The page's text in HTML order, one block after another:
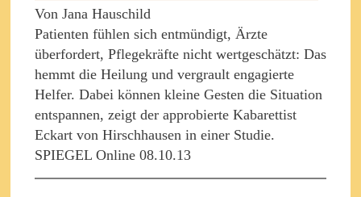
Von Jana Hauschild
Patienten fühlen sich entmündigt, Ärzte
überfordert, Pflegekräfte nicht wertgeschätzt: Das
hemmt die Heilung und vergrault engagierte
Helfer. Dabei können kleine Gesten die Situation
entspannen, zeigt der approbierte Kabarettist
Eckart von Hirschhausen in einer Studie.
SPIEGEL Online 08.10.13